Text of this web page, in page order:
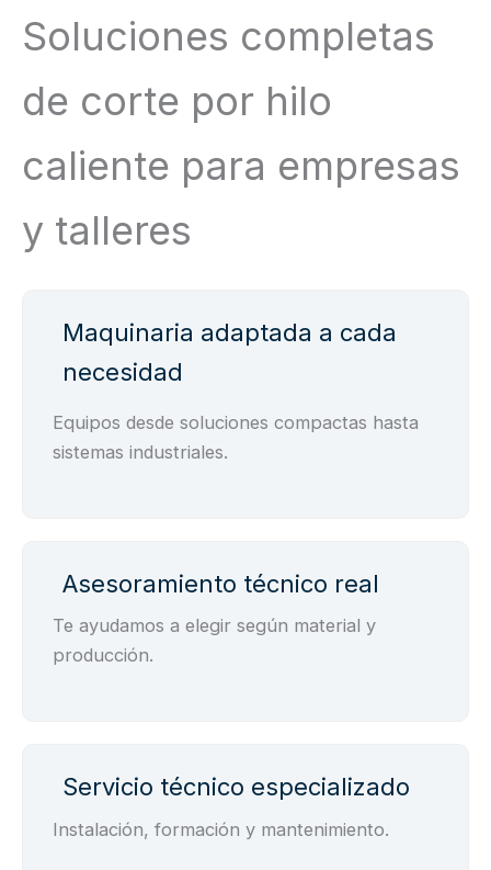
Soluciones completas
de corte por hilo
caliente para empresas
y talleres
Maquinaria adaptada a cada
necesidad
Equipos desde soluciones compactas hasta
sistemas industriales.
Asesoramiento técnico real
Te ayudamos a elegir según material y
producción.
Servicio técnico especializado
Instalación, formación y mantenimiento.